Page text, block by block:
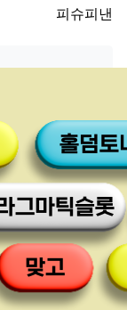
등록자
피슈피낸